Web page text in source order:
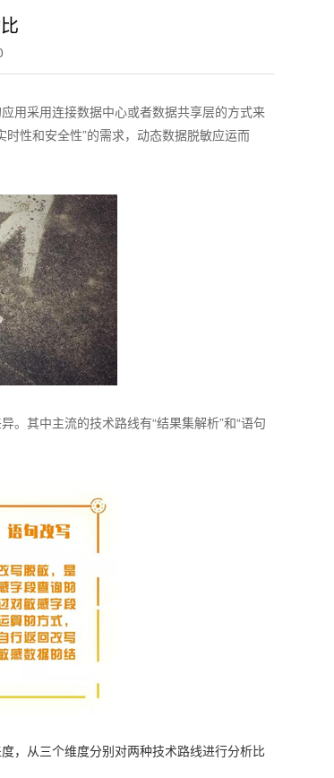
用采用连接数据中心或者数据共享层的方式来
性和安全性”的需求，动态数据脱敏应运而
。其中主流的技术路线有“结果集解析”和“语句
，从三个维度分别对两种技术路线进行分析比